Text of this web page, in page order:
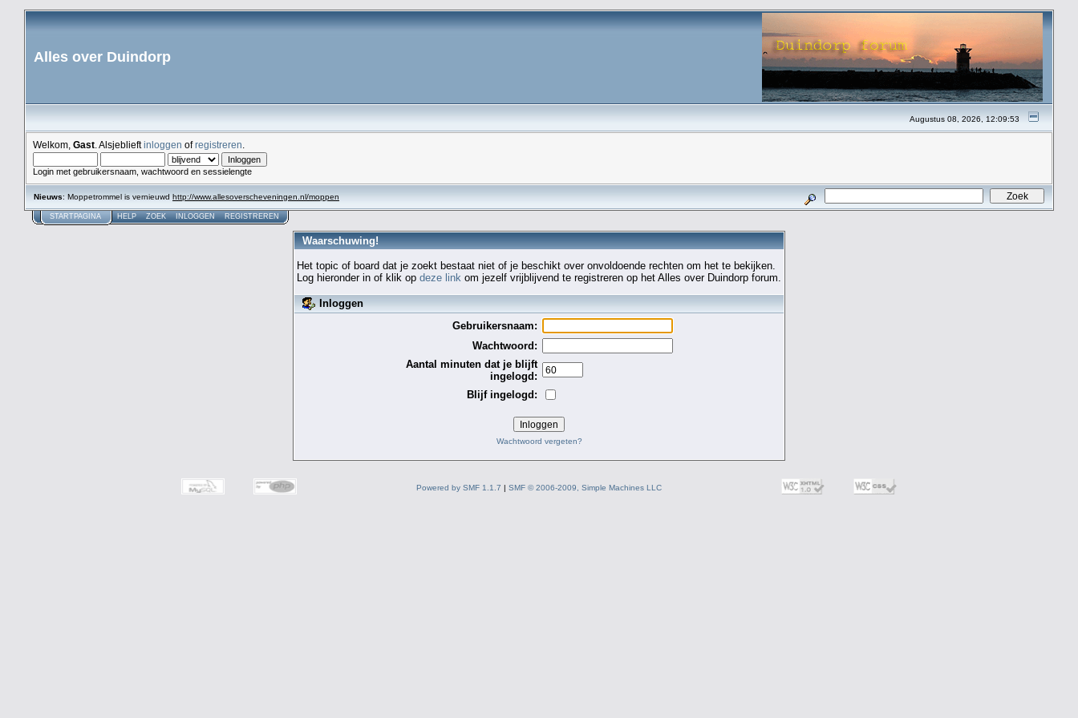
Alles over Duindorp
Augustus 08, 2026, 12:09:53
Welkom, Gast . Alsjeblieftinloggen ofregistreren
Login met gebruikersnaam, wachtwoord en sessielengte
Nieuws: Moppetrommel is vernieuwd http://www.allesoverscheveningen.nl/moppen
STARTPAGINA HELP ZOEK INLOGGEN REGISTREREN
Waarschuwing!
Het topic of board dat je zoekt bestaat niet of je beschikt over onvoldoende rechten om het te bekijken.
Log hieronder in of klik op deze link om jezelf vrijblijvend te registreren op het Alles over Duindorp forum.
Inloggen
Gebruikersnaam:
Wachtwoord:
Aantal minuten dat je blijft
ingelogd:
Blijf ingelogd:
Wachtwoord vergeten?
Powered by SMF 1.1.7 | SMF © 2006-2009, Simple Machines LLC